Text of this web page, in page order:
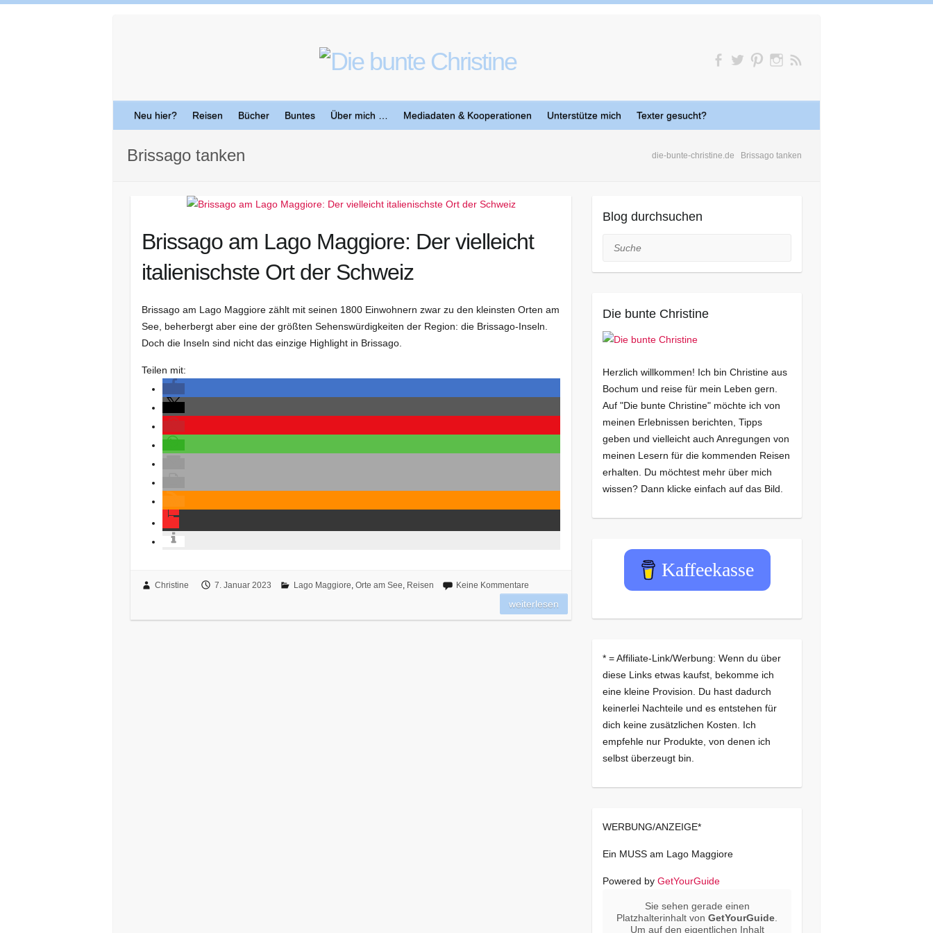
Neu hier? Reisen Bücher Buntes Über mich … Mediadaten & Kooperationen Unterstütze mich Texter gesucht?
die-bunte-christine.de Brissago tanken
Brissago tanken
Brissago am Lago Maggiore: Der vielleicht
italienischste Ort der Schweiz
Brissago am Lago Maggiore zählt mit seinen 1800 Einwohnern zwar zu den kleinsten Orten am
See, beherbergt aber eine der größten Sehenswürdigkeiten der Region: die Brissago-Inseln.
Doch die Inseln sind nicht das einzige Highlight in Brissago.
Teilen mit:
Christine 7. Januar 2023 Lago Maggiore, Orte am See, Reisen Keine Kommentare
weiterlesen
Blog durchsuchen
Suche
Die bunte Christine
Herzlich willkommen! Ich bin Christine aus
Bochum und reise für mein Leben gern.
Auf "Die bunte Christine" möchte ich von
meinen Erlebnissen berichten, Tipps
geben und vielleicht auch Anregungen von
meinen Lesern für die kommenden Reisen
erhalten. Du möchtest mehr über mich
wissen? Dann klicke einfach auf das Bild.
Kaffeekasse
* = Affiliate-Link/Werbung: Wenn du über
diese Links etwas kaufst, bekomme ich
eine kleine Provision. Du hast dadurch
keinerlei Nachteile und es entstehen für
dich keine zusätzlichen Kosten. Ich
empfehle nur Produkte, von denen ich
selbst überzeugt bin.
WERBUNG/ANZEIGE*
Ein MUSS am Lago Maggiore
Powered by GetYourGuide
Sie sehen gerade einen
Platzhalterinhalt vonGetYourGuide
Um auf den eigentlichen Inhalt